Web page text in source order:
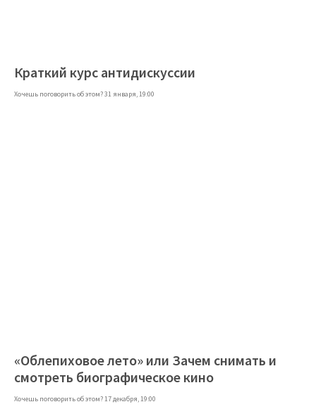
Краткий курс антидискуссии
Хочешь поговорить об этом? 31 января, 19:00
«Облепиховое лето​» или Зачем снимать и
смотреть биографическое кино
Хочешь поговорить об этом? 17 декабря, 19:00